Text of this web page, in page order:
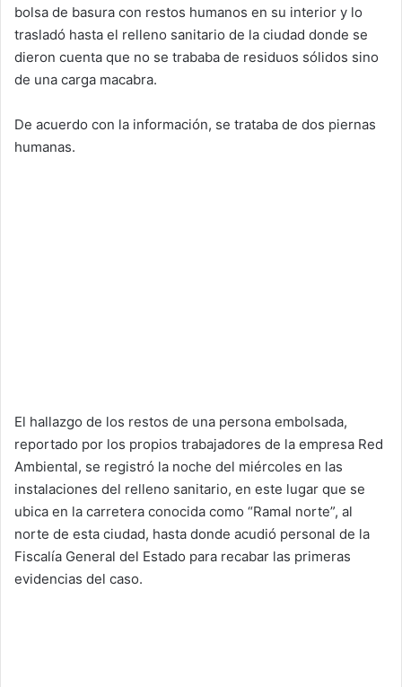
bolsa de basura con restos humanos en su interior y lo
trasladó hasta el relleno sanitario de la ciudad donde se
dieron cuenta que no se trababa de residuos sólidos sino
de una carga macabra.
De acuerdo con la información, se trataba de dos piernas
humanas.
El hallazgo de los restos de una persona embolsada,
reportado por los propios trabajadores de la empresa Red
Ambiental, se registró la noche del miércoles en las
instalaciones del relleno sanitario, en este lugar que se
ubica en la carretera conocida como “Ramal norte”, al
norte de esta ciudad, hasta donde acudió personal de la
Fiscalía General del Estado para recabar las primeras
evidencias del caso.